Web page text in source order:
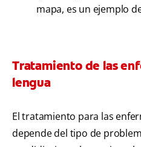
mapa, es un ejemplo
Tratamiento de las
lengua
El tratamiento para las
depende del tipo de